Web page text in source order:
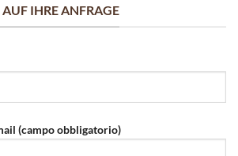
IHRE ANFRAGE
(campo obbligatorio)